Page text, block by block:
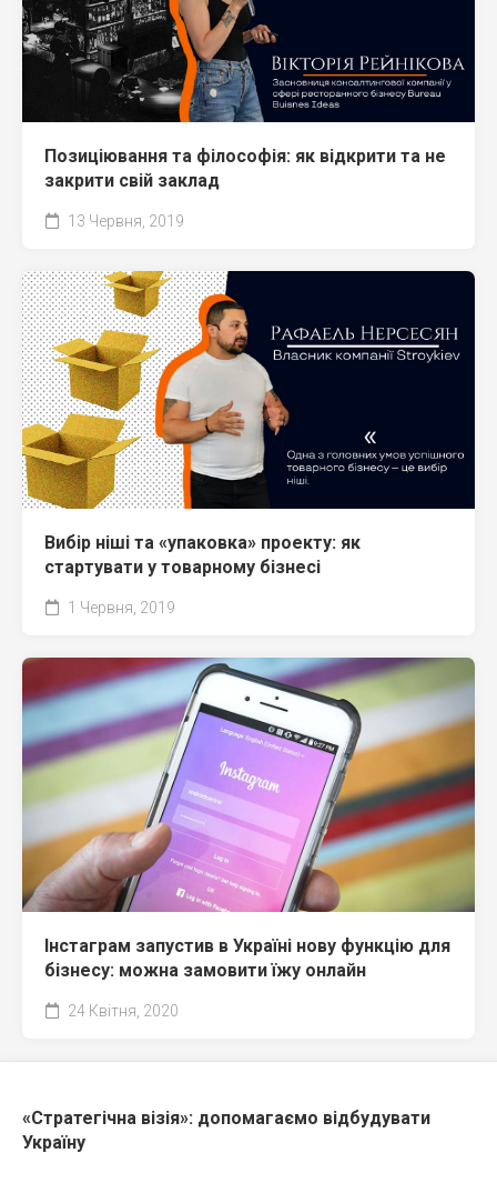
Позиціювання та філософія: як відкрити та не
закрити свій заклад
13 Червня, 2019
Вибір ніші та «упаковка» проекту: як
стартувати у товарному бізнесі
1 Червня, 2019
Інстаграм запустив в Україні нову функцію для
бізнесу: можна замовити їжу онлайн
24 Квітня, 2020
«Стратегічна візія»: допомагаємо відбудувати
Україну